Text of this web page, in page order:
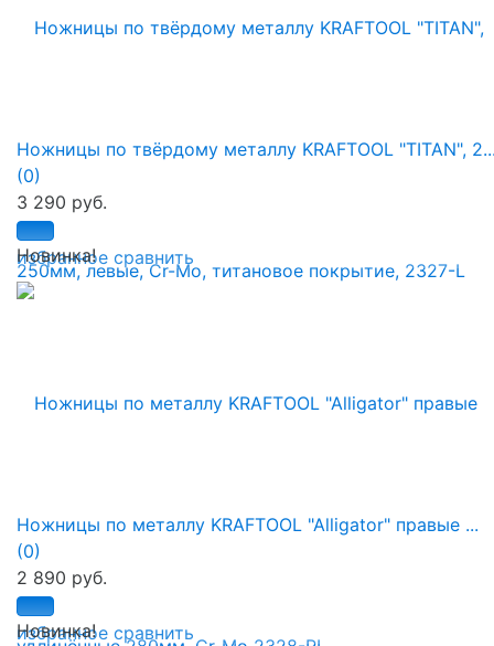
избранное сравнить
Ножницы по твёрдому металлу KRAFTOOL "TITAN",
(0)
3 290 руб.
Новинка!
избранное сравнить
Ножницы по металлу KRAFTOOL "Alligator" правые ...
(0)
2 890 руб.
Новинка!